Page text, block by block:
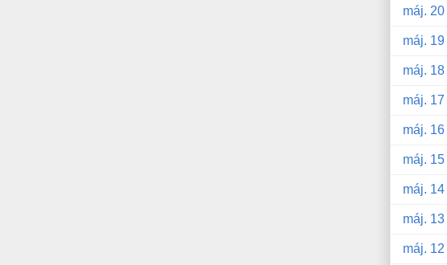
máj. 20
máj. 19
máj. 18
máj. 17
máj. 16
máj. 15
máj. 14
máj. 13
máj. 12